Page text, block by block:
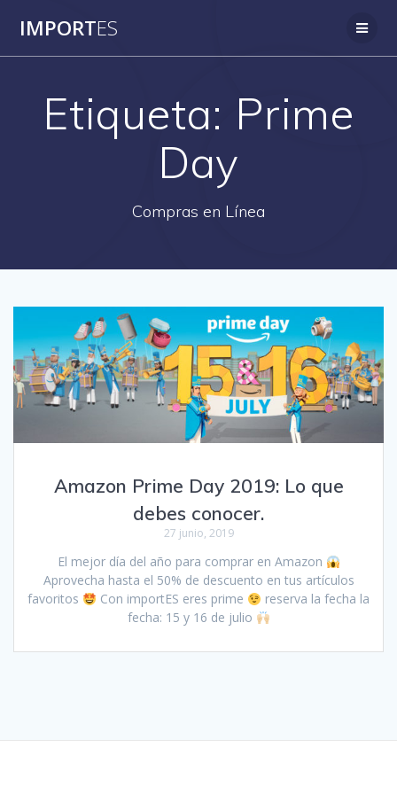
IMPORTES
Etiqueta: Prime
Day
Compras en Línea
Amazon Prime Day 2019: Lo que
debes conocer.
27 junio, 2019
El mejor día del año para comprar en Amazon
Aprovecha hasta el 50% de descuento en tus artículos
favoritos
Con importES eres prime
reserva la fecha la
fecha: 15 y 16 de julio